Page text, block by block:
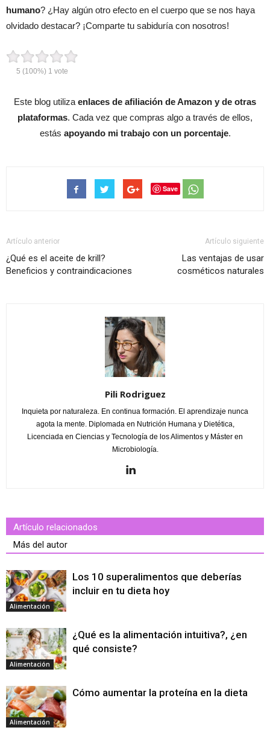
humano? ¿Hay algún otro efecto en el cuerpo que se nos haya
olvidado destacar? ¡Comparte tu sabiduría con nosotros!
5 (100%) 1 vote
Este blog utiliza enlaces de afiliación de Amazon y de otras
plataformas. Cada vez que compras algo a través de ellos,
estás apoyando mi trabajo con un porcentaje.
Save
Artículo anterior
¿Qué es el aceite de krill?
Beneficios y contraindicaciones
Artículo siguiente
Las ventajas de usar
cosméticos naturales
Pili Rodriguez
Inquieta por naturaleza. En continua formación. El aprendizaje nunca
agota la mente. Diplomada en Nutrición Humana y Dietética,
Licenciada en Ciencias y Tecnología de los Alimentos y Máster en
Microbiología.
Artículo relacionados
Más del autor
Alimentación
Los 10 superalimentos que deberías
incluir en tu dieta hoy
Alimentación
¿Qué es la alimentación intuitiva?, ¿en
qué consiste?
Alimentación
Cómo aumentar la proteína en la dieta